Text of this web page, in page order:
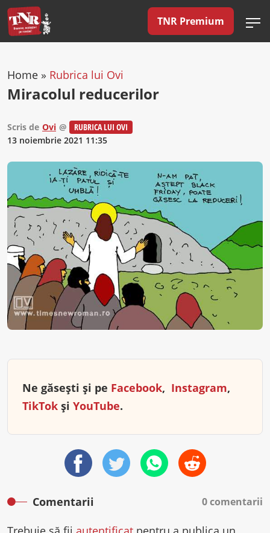
TNR Premium
Home » Rubrica lui Ovi
Miracolul reducerilor
Scris de Ovi @
RUBRICA LUI OVI
13 noiembrie 2021 11:35
Ne găsești și pe Facebook, Instagram,
TikTok și YouTube.
Comentarii 0 comentarii